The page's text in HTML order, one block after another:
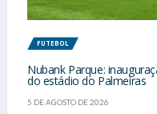
FUTEBOL
Nubank Parque:
do estádio do Palmeiras
5 DE AGOSTO DE 2026